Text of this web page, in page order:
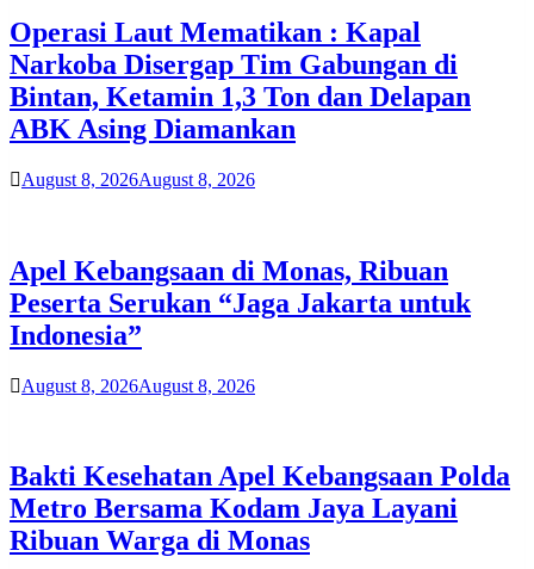
Operasi Laut Mematikan : Kapal
Narkoba Disergap Tim Gabungan di
Bintan, Ketamin 1,3 Ton dan Delapan
ABK Asing Diamankan
August 8, 2026August 8, 2026
Apel Kebangsaan di Monas, Ribuan
Peserta Serukan “Jaga Jakarta untuk
Indonesia”
August 8, 2026August 8, 2026
Bakti Kesehatan Apel Kebangsaan Polda
Metro Bersama Kodam Jaya Layani
Ribuan Warga di Monas